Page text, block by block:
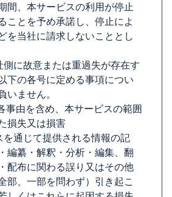
間、本サービスの利用が停止
ことを予め承諾し、停止によ
を当社に請求しないこととし
に故意または重過失が存在す
下の各号に定める事項につい
いません。
事由を含め、本サービスの範囲
損失又は損害
を通じて提供される情報の記
編纂・解釈・分析・編集、翻
配布に関わる誤り又はその他
部、一部を問わず）引き起こ